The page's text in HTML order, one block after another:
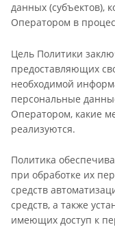
данных (субъектов),
Оператором в
Цель Политики
предоставляющих
необходимой
персональные
Оператором, какие
реализуются.
Политика
при обработке их
средств
средств, а также
имеющих доступ к